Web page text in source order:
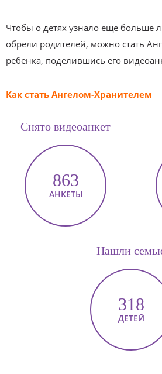
Чтобы о детях узнало еще больше
обрели родителей, можно стать
ребенка, поделившись его
Как стать Ангелом-Хранителем
Снято видеоанкет
863
АНКЕТЫ
Нашли
318
ДЕТЕЙ